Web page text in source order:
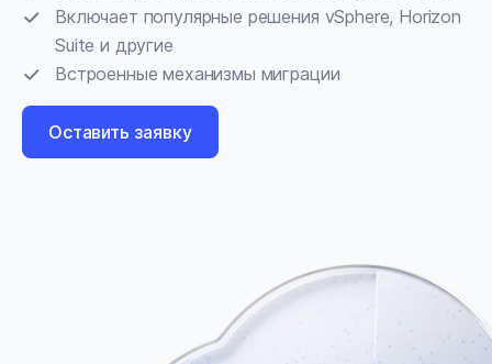
Включает популярные решения vSphere, Horizon
Suite и другие
Встроенные механизмы миграции
Оставить заявку